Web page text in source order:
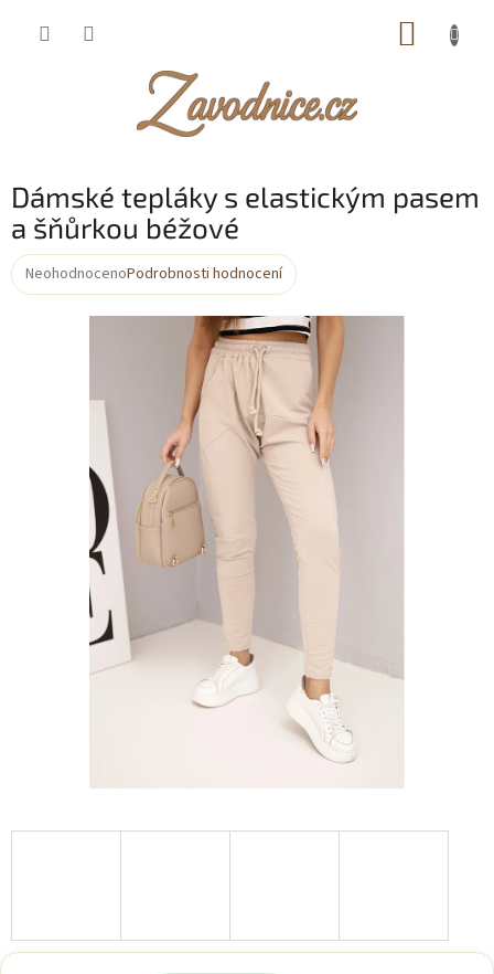
Dámské tepláky s elastickým pasem
a šňůrkou béžové
Průměrné
NeohodnocenoPodrobnosti hodnocení